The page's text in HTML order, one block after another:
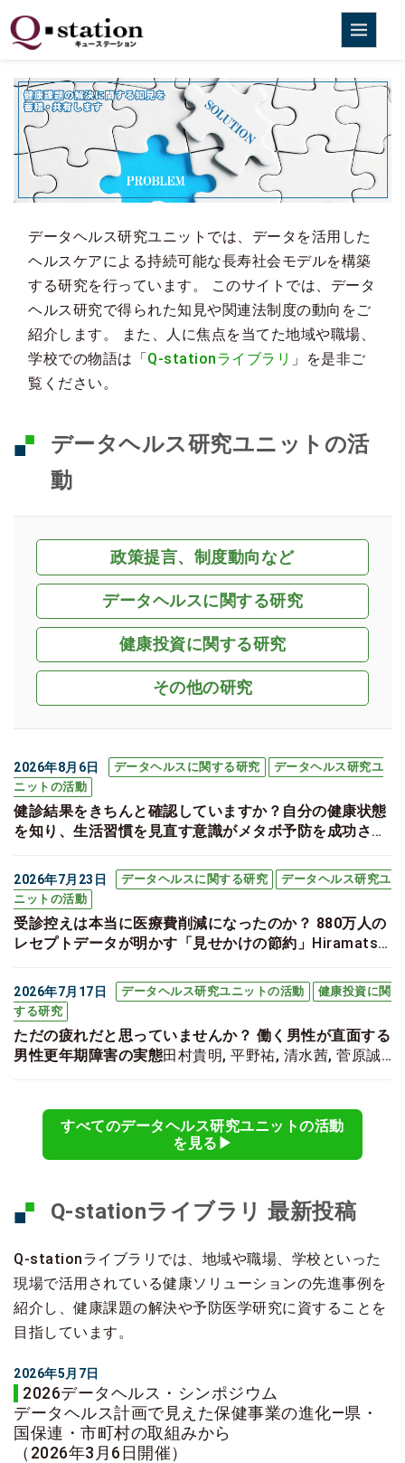
データヘルス研究ユニットでは、データを活用した
ヘルスケアによる持続可能な長寿社会モデルを構築
する研究を行っています。 このサイトでは、データ
ヘルス研究で得られた知見や関連法制度の動向をご
紹介します。 また、人に焦点を当てた地域や職場、
学校での物語は「Q-stationライブラリ 」を是非ご
覧ください。
データヘルス研究ユニットの活
動
政策提言、制度動向など
データヘルスに関する研究
健康投資に関する研究
その他の研究
2026年8月6日 データヘルスに関する研究
データヘルス研究ユ
ニットの活動
健診結果をきちんと確認していますか？自分の健康状態
を知り、生活習慣を見直す意識がメタボ予防を成功させ
Y. The impact of awareness of health checkup
results on dropout from the specific health guidance
programs on metabolic syndrome in the teacher
population. Environmental Health and Preventive
Medicine. 2026;31:13-.
2026年7月23日 データヘルスに関する研究
データヘルス研究ユ
ニットの活動
受診控えは本当に医療費削減になったのか？ 880万人の
レセプトデータが明かす「見せかけの節約」 Hiramatsu
COVID-19 pandemic: financial implications for
Japanese health insurance system. Health
economics review. 2026;16(1):51.
2026年7月17日 データヘルス研究ユニットの活動
健康投資に関
する研究
ただの疲れだと思っていませんか？ 働く男性が直面する
男性更年期障害の実態田村貴明, 平野祐, 清水茜, 菅原誠
ティーイズムに関するパイロット調査. 産業衛生学雑誌.
2026;advpub:2025-026-E.
すべてのデータヘルス研究ユニットの活動
を見る▶︎
Q-stationライブラリ 最新投稿
Q-stationライブラリでは、地域や職場、学校といった
現場で活用されている健康ソリューションの先進事例を
紹介し、健康課題の解決や予防医学研究に資することを
目指しています。
2026年5月7日
2026データヘルス・シンポジウム
データヘルス計画で見えた保健事業の進化―県・
国保連・市町村の取組みから
（2026年3月6日開催）